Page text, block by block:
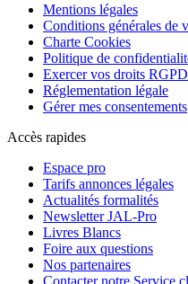
Mentions légales
Conditions générales de
Charte Cookies
Politique de
Exercer vos droits RGPD
Réglementation légale
Gérer mes consentements
Accès rapides
Espace pro
Tarifs annonces légales
Actualités formalités
Newsletter JAL-Pro
Livres Blancs
Foire aux questions
Nos partenaires
Contacter notre Service